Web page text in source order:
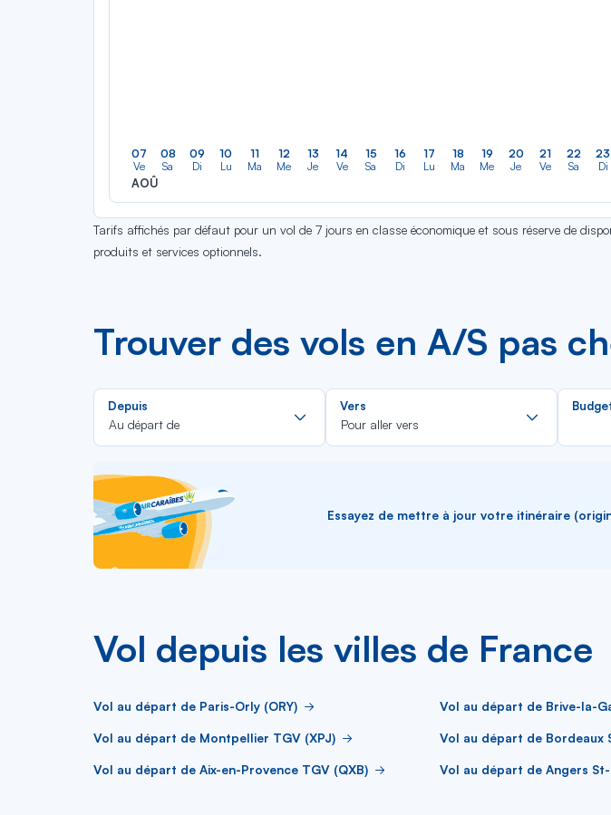
07
Ve
AOÛ
08
Sa
09
Di
10
Lu
11
Ma
12
Me
13
Je
14
Ve
15
Sa
16
Di
17
Lu
18
Ma
19
Me
20
Je
21
Ve
22
Sa
23
Di
Tarifs affichés par défaut pour un vol de 7 jours en classe économique et sous réserve de
produits et services optionnels.
Trouver des vols en A/S pas
Depuis
Au départ de
Rechercher
dans
la
Vers
Pour aller vers
Rechercher
la
Essayez de mettre à jour votre itinéraire
Vol depuis les villes de France
Vol au départ de Paris-Orly (ORY) Vol au départ de Brive-la-
Vol au départ de Montpellier TGV (XPJ) Vol au départ de Bordeaux
Vol au départ de Aix-en-Provence TGV (QXB) Vol au départ de Angers St-